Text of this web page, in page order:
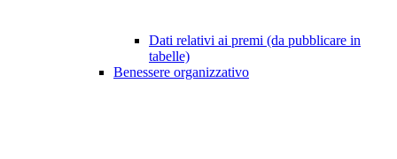
Dati relativi ai premi (da pubblicare in
tabelle)
Benessere organizzativo